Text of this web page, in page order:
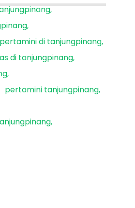
di tanjungpinang
di tanjungpinang
pertamini tanjungpinang